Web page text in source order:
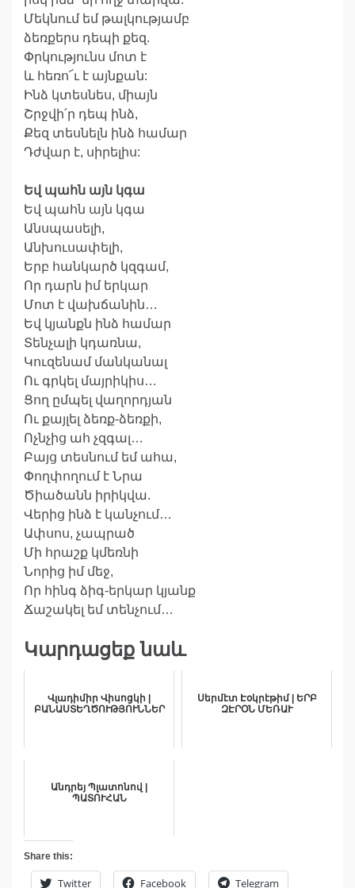
Մեկնում եմ թալկությամբ
ձեռքերս դեպի քեզ.
Փրկությունս մոտ է
և հեռո՜ւ է այնքան:
Ինձ կտեսնես, միայն
Շրջվի՛ր դեպ ինձ,
Քեզ տեսնելն ինձ համար
Դժվար է, սիրելիս:
Եվ պահն այն կգա
Եվ պահն այն կգա
Անսպասելի,
Անխուսափելի,
Երբ հանկարծ կզգամ,
Որ դարն իմ երկար
Մոտ է վախճանին…
Եվ կյանքն ինձ համար
Տենչալի կդառնա,
Կուզենամ մանկանալ
Ու գրկել մայրիկիս…
Ցող ըմպել վաղորդյան
Ու քայլել ձեռք-ձեռքի,
Ոչնչից ահ չզգալ…
Բայց տեսնում եմ ահա,
Փողփողում է Նրա
Ծիածանն իրիկվա.
Վերից ինձ է կանչում…
Ափսոս, չապրած
Մի հրաշք կմեռնի
Նորից իմ մեջ,
Որ հինգ ձիգ-երկար կյանք
Ճաշակել եմ տենչում…
Կարդացեք նաև
Վլադիմիր Վիսոցկի |
ԲԱՆԱՍՏԵՂԾՈՒԹՅՈՒՆՆԵՐ
Սերմէտ Էօկրէթիմ | ԵՐԲ
ԶԷՐՕՆ ՄԵՌԱՒ
Անդրեյ Պլատոնով |
ՊԱՏՈՒՀԱՆ
Share this:
Twitter Facebook Telegram